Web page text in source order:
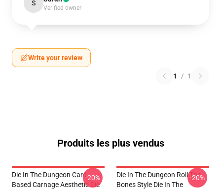
S
Verified owner
Write your review
1 / 1
Produits les plus vendus
Die In The Dungeon Card-
Based Carnage Aesthetic Die
-20%
Die In The Dungeon Roll The
Bones Style Die In The
-20%